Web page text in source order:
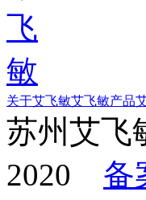
关于艾飞敏艾飞敏产品
苏州艾飞
2020 备